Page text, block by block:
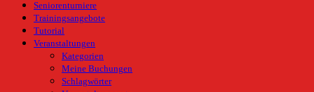
Seniorenturniere
Trainingsangebote
Tutorial
Veranstaltungen
Kategorien
Meine Buchungen
Schlagwörter